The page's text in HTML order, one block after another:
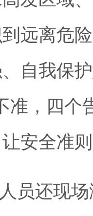
远离危
自我保
准，四个
安全准
员还现